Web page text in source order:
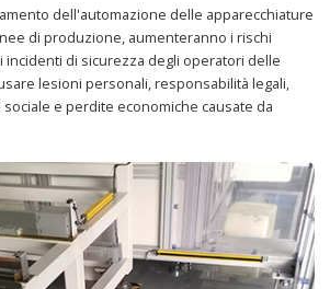
dell'automazione delle apparecchiature
di produzione, aumenteranno i rischi
incidenti di sicurezza degli operatori delle
lesioni personali, responsabilità legali,
e perdite economiche causate da